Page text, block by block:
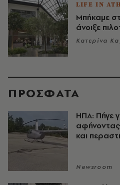
LIFE IN
Μπήκαμε
άνοιξε
Κατερίνα
ΠΡΟΣΦΑΤΑ
ΗΠΑ: Πήγε
και
Newsroom